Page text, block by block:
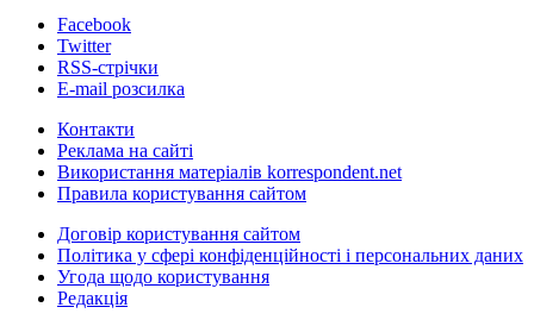
Facebook
Twitter
RSS-стрічки
E-mail розсилка
Контакти
Реклама на сайті
Використання матеріалів korrespondent.net
Правила користування сайтом
Договір користування сайтом
Політика у сфері конфіденційності і персональних даних
Угода щодо користування
Редакція